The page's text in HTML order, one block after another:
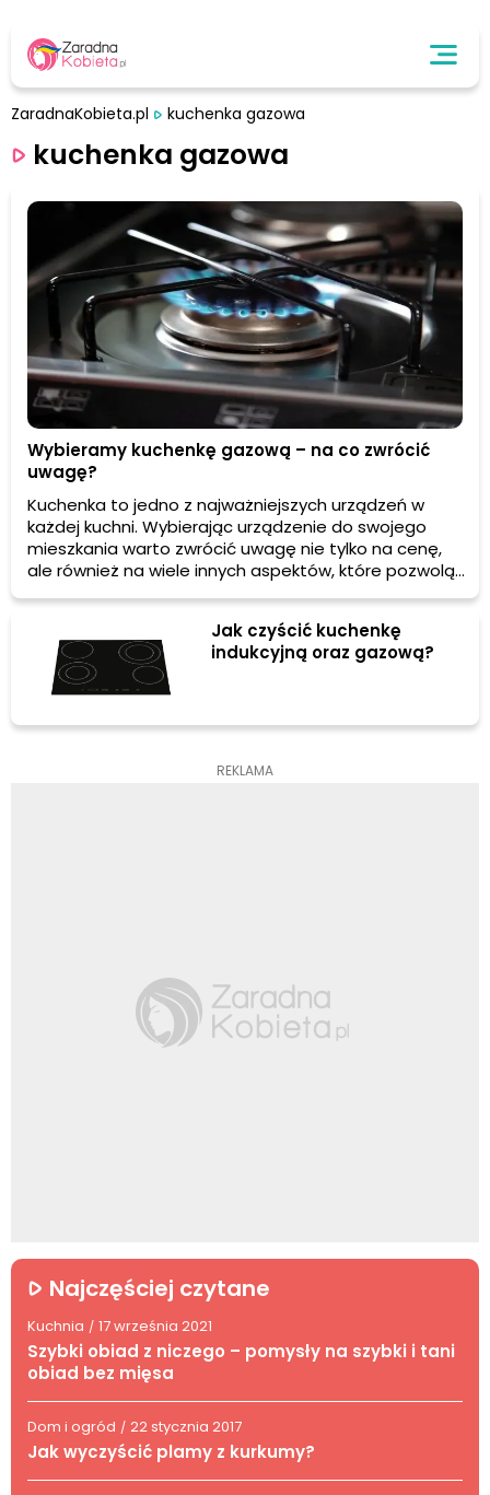
ZaradnaKobieta.pl kuchenka gazowa
kuchenka gazowa
Wybieramy kuchenkę gazową – na co zwrócić
uwagę?
Kuchenka to jedno z najważniejszych urządzeń w
każdej kuchni. Wybierając urządzenie do swojego
mieszkania warto zwrócić uwagę nie tylko na cenę,
ale również na wiele innych aspektów, które pozwolą
nam w pełni wykorzystywać możliwości tego
Jak czyścić kuchenkę
indukcyjną oraz gazową?
REKLAMA
Najczęściej czytane
Kuchnia / 17 września 2021
Szybki obiad z niczego – pomysły na szybki i tani
obiad bez mięsa
Dom i ogród / 22 stycznia 2017
Jak wyczyścić plamy z kurkumy?